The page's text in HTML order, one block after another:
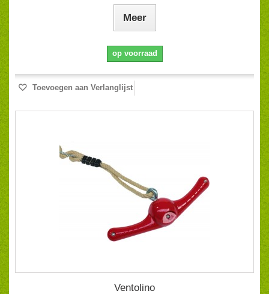
Meer
op voorraad
Toevoegen aan Verlanglijst
Ventolino